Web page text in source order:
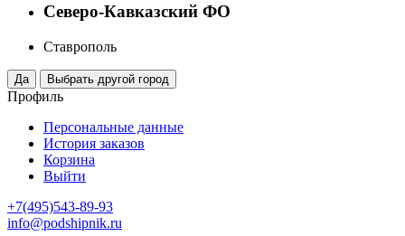
Северо-Кавказский ФО
Ставрополь
Профиль
Персональные данные
История заказов
Корзина
Выйти
+7(495)543-89-93
info@podshipnik.ru